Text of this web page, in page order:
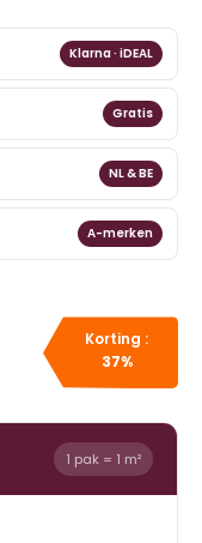
Klarna · iDEAL
Gratis
NL & BE
A-merken
Korting :
37%
1 pak = 1 m²